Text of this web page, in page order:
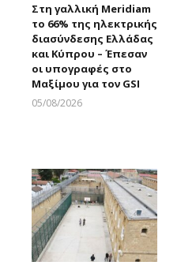
Στη γαλλική Meridiam
το 66% της ηλεκτρικής
διασύνδεσης Ελλάδας
και Κύπρου – Έπεσαν
οι υπογραφές στο
Μαξίμου για τον GSI
05/08/2026